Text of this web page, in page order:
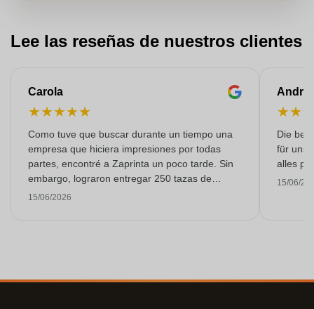
Lee las reseñas de nuestros clientes
Carola
★★★★★
Como tuve que buscar durante un tiempo una
empresa que hiciera impresiones por todas
partes, encontré a Zaprinta un poco tarde. Sin
embargo, lograron entregar 250 tazas de
esmalte con una impresión excelente a tiempo.
15/06/2026
★★
Die
für
alles
15/06/